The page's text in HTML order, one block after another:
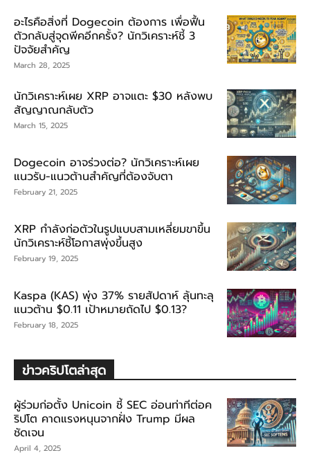
อะไรคือสิ่งที่ Dogecoin ต้องการ เพื่อฟื้น
ตัวกลับสู่จุดพีคอีกครั้ง? นักวิเคราะห์ชี้ 3
ปัจจัยสำคัญ
March 28, 2025
นักวิเคราะห์เผย XRP อาจแตะ $30 หลังพบ
สัญญาณกลับตัว
March 15, 2025
Dogecoin อาจร่วงต่อ? นักวิเคราะห์เผย
แนวรับ-แนวต้านสำคัญที่ต้องจับตา
February 21, 2025
XRP กำลังก่อตัวในรูปแบบสามเหลี่ยมขาขึ้น
นักวิเคราะห์ชี้โอกาสพุ่งขึ้นสูง
February 19, 2025
Kaspa (KAS) พุ่ง 37% รายสัปดาห์ ลุ้นทะลุ
แนวต้าน $0.11 เป้าหมายถัดไป $0.13?
February 18, 2025
ข่าวคริปโตล่าสุด
ผู้ร่วมก่อตั้ง Unicoin ชี้ SEC อ่อนท่าทีต่อค
ริปโต คาดแรงหนุนจากฝั่ง Trump มีผล
ชัดเจน
April 4, 2025